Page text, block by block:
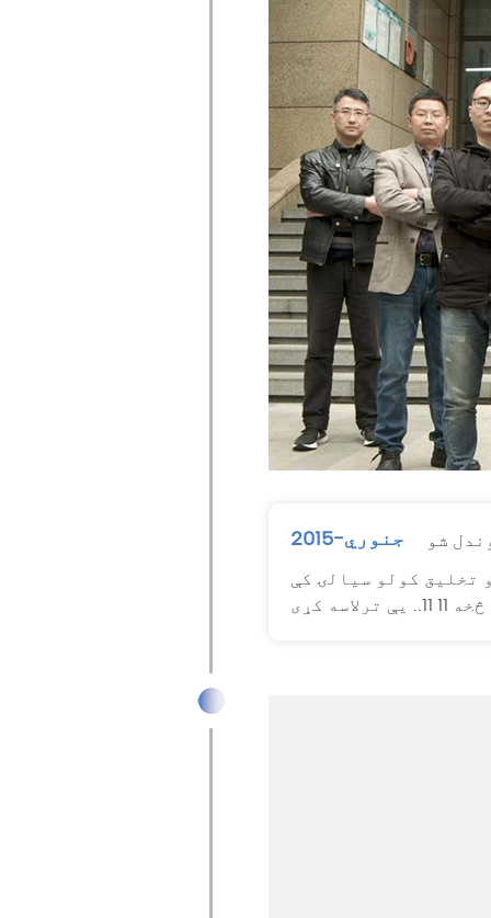
جنوري-2015 شو
تخلیق کولو سیالۍ کې